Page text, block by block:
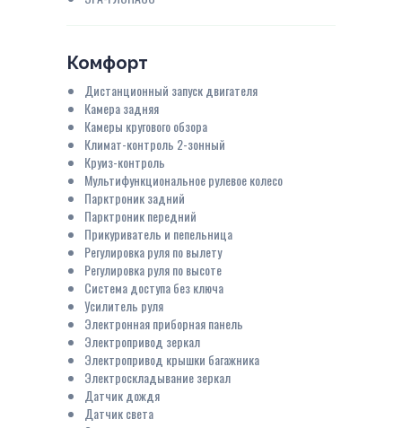
Комфорт
Дистанционный запуск двигателя
Камера задняя
Камеры кругового обзора
Климат-контроль 2-зонный
Круиз-контроль
Мультифункциональное рулевое колесо
Парктроник задний
Парктроник передний
Прикуриватель и пепельница
Регулировка руля по вылету
Регулировка руля по высоте
Система доступа без ключа
Усилитель руля
Электронная приборная панель
Электропривод зеркал
Электропривод крышки багажника
Электроскладывание зеркал
Датчик дождя
Датчик света